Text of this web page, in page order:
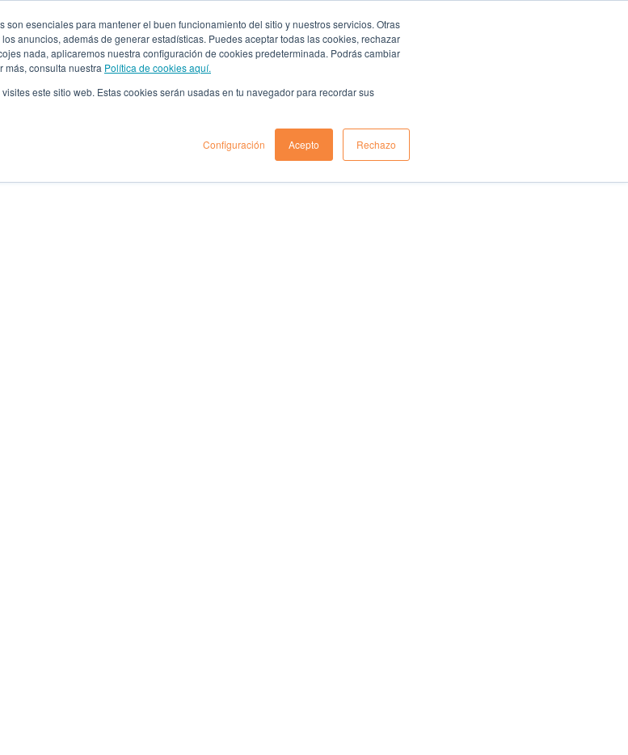
esenciales para mantener el buen funcionamiento del sitio y nuestros servicios. Otras
anuncios, además de generar estadísticas. Puedes aceptar todas las cookies, rechazar
nada, aplicaremos nuestra configuración de cookies predeterminada. Podrás cambiar
más, consulta nuestra Política de cookies aquí.
este sitio web. Estas cookies serán usadas en tu navegador para recordar sus
Configuración Acepto Rechazo